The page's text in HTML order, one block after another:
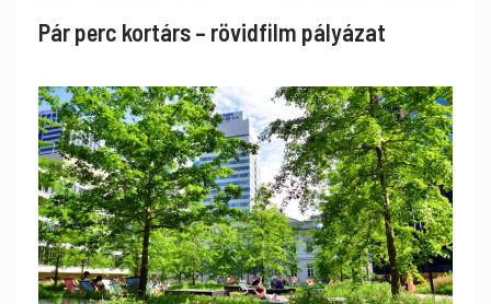
Pár perc kortárs – rövidfilm pályázat